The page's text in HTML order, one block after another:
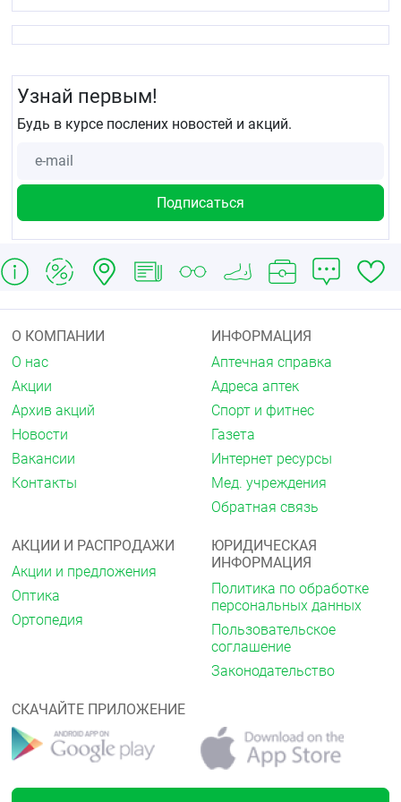
Хранить в сухом, недоступном для детей месте при
температуре не выше +25 °C.
Срок годности
3 года.
Узнай первым!
Будь в курсе послених новостей и акций.
О КОМПАНИИ
О нас
Акции
Архив акций
Новости
Вакансии
Контакты
ИНФОРМАЦИЯ
Аптечная справка
Адреса аптек
Спорт и фитнес
Газета
Интернет ресурсы
Мед. учреждения
Обратная связь
АКЦИИ И РАСПРОДАЖИ
Акции и предложения
Оптика
Ортопедия
ЮРИДИЧЕСКАЯ
ИНФОРМАЦИЯ
Политика по обработке
персональных данных
Пользовательское
соглашение
Законодательство
СКАЧАЙТЕ ПРИЛОЖЕНИЕ